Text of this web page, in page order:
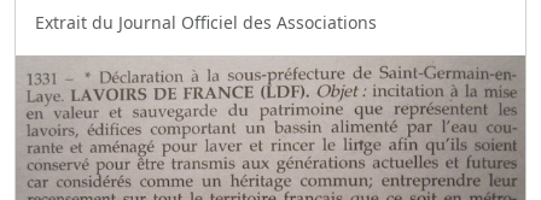
Extrait du Journal Officiel des Associations